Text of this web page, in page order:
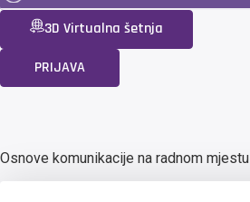
3D Virtualna šetnja
PRIJAVA
Osnove komunikacije na radnom mjestu